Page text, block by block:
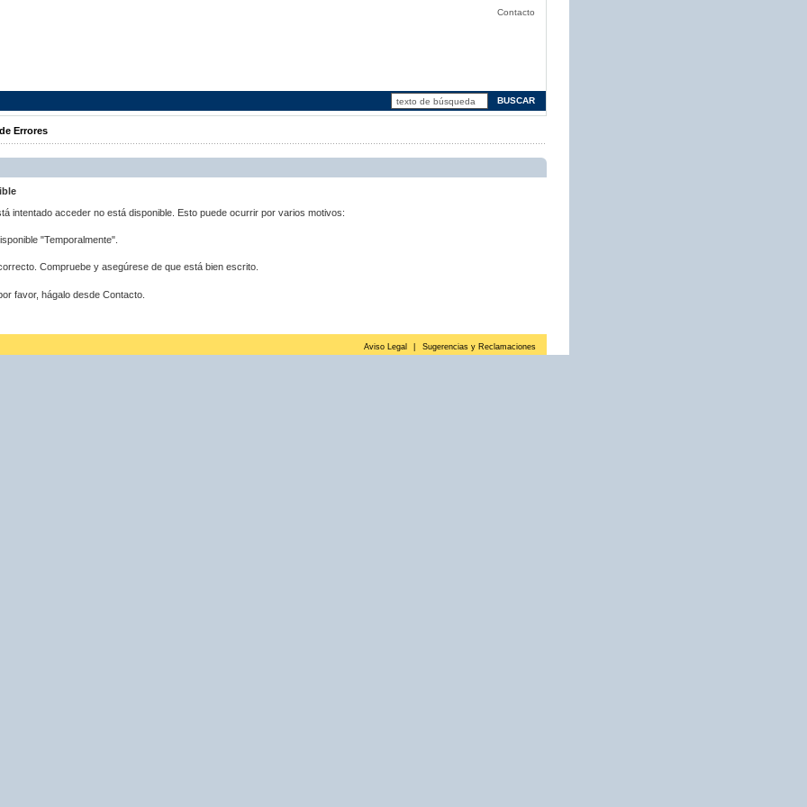
Contacto
Errores
intentado acceder no está disponible. Esto puede ocurrir por varios motivos:
"Temporalmente".
Compruebe y asegúrese de que está bien escrito.
favor, hágalo desde Contacto.
Aviso Legal Sugerencias y Reclamaciones